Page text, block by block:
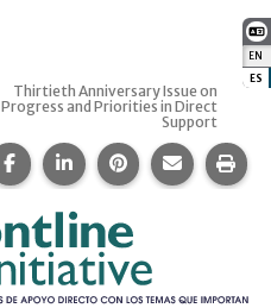
EN
ES
del sitio web
Thirtieth Anniversary Issue on
Progress and Priorities in Direct
Support
Compartir esta página en
Compartir esta
Compartir esta